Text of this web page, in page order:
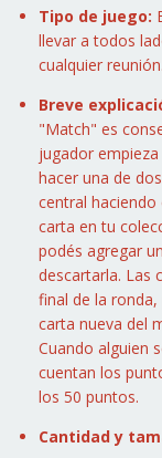
Tipo de juego:
llevar a todos
cualquier reunión.
Breve
"Match" es
jugador
hacer una de
central
carta en tu
podés agregar
descartarla. Las
final de la
carta nueva del
Cuando alguien
cuentan los
los 50 puntos.
Cantidad y